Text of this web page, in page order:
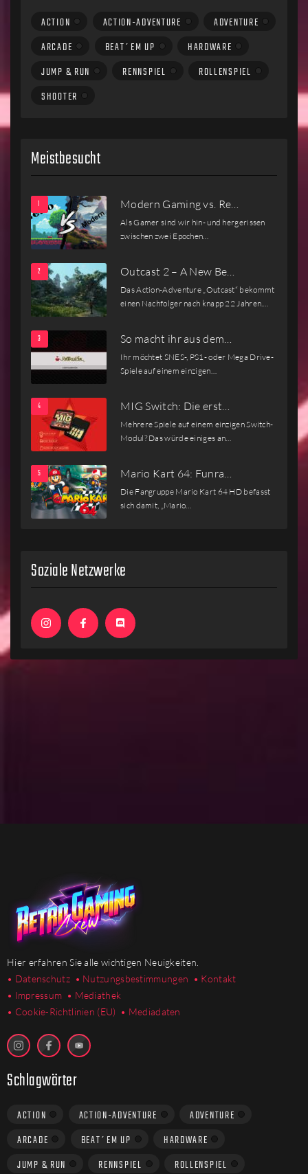
ACTION ACTION-ADVENTURE
ADVENTURE
ARCADE
BEAT´EM UP
HARDWARE
JUMP & RUN
RENNSPIEL
ROLLENSPIEL
SHOOTER
Meistbesucht
Modern Gaming vs. Re…
Als Gamer sind wir hin- und hergerissen
zwischen zwei Epochen…
Outcast 2 – A New Be…
Das Action-Adventure „Outcast“ bekommt
einen Nachfolger nach knapp 22 Jahren.…
So macht ihr aus dem…
Ihr möchtet SNES-, PS1- oder Mega Drive-
Spiele auf einem einzigen…
MIG Switch: Die erst…
Mehrere Spiele auf einem einzigen Switch-
Modul? Das würde einiges an…
Mario Kart 64: Funra…
Die Fangruppe Mario Kart 64 HD befasst
sich damit, „Mario…
Soziale Netzwerke
Hier erfahren Sie alle wichtigen Neuigkeiten.
• Datenschutz • Nutzungsbestimmungen • Kontakt
• Impressum • Mediathek
• Cookie-Richtlinien (EU) • Mediadaten
Schlagwörter
ACTION ACTION-ADVENTURE
ADVENTURE
ARCADE
BEAT´EM UP
HARDWARE
JUMP & RUN
RENNSPIEL ROLLENSPIEL